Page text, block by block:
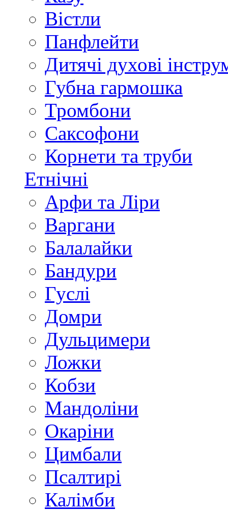
Вістли
Панфлейти
Дитячі духові
Губна гармошка
Тромбони
Саксофони
Корнети та труби
Етнічні
Арфи та Ліри
Варгани
Балалайки
Бандури
Гуслі
Домри
Дульцимери
Ложки
Кобзи
Мандоліни
Окаріни
Цимбали
Псалтирі
Калімби